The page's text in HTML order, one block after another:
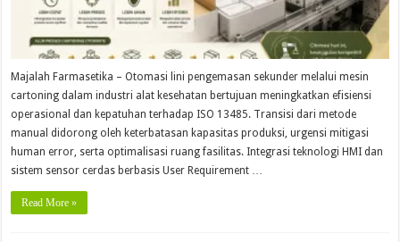
Majalah Farmasetika – Otomasi lini pengemasan sekunder melalui mesin
cartoning dalam industri alat kesehatan bertujuan meningkatkan efisiensi
operasional dan kepatuhan terhadap ISO 13485. Transisi dari metode
manual didorong oleh keterbatasan kapasitas produksi, urgensi mitigasi
human error, serta optimalisasi ruang fasilitas. Integrasi teknologi HMI dan
sistem sensor cerdas berbasis User Requirement …
Read More »